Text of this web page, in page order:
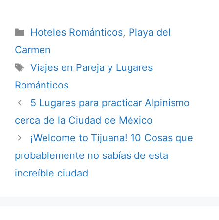
Categorías
Hoteles Románticos, Playa del
Carmen
Etiquetas
Viajes en Pareja y Lugares
Románticos
5 Lugares para practicar Alpinismo
cerca de la Ciudad de México
¡Welcome to Tijuana! 10 Cosas que
probablemente no sabías de esta
increíble ciudad